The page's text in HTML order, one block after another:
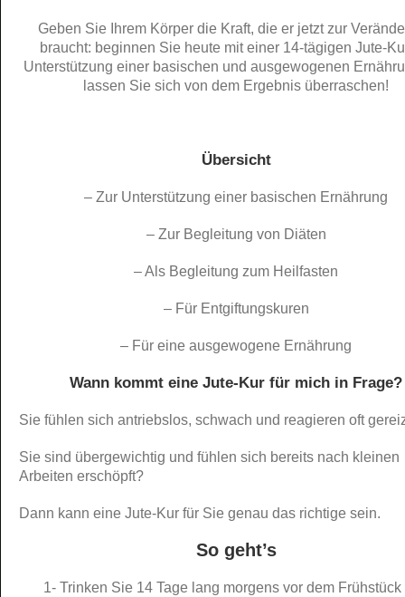
Geben Sie Ihrem Körper die Kraft, die er jetzt zur
braucht: beginnen Sie heute mit einer 14-tägigen Jute-
Unterstützung einer basischen und ausgewogenen
lassen Sie sich von dem Ergebnis überraschen!
Übersicht
– Zur Unterstützung einer basischen Ernährung
– Zur Begleitung von Diäten
– Als Begleitung zum Heilfasten
– Für Entgiftungskuren
– Für eine ausgewogene Ernährung
Wann kommt eine Jute-Kur für mich in Frage?
Sie fühlen sich antriebslos, schwach und reagieren oft
Sie sind übergewichtig und fühlen sich bereits nach kleinen
Arbeiten erschöpft?
Dann kann eine Jute-Kur für Sie genau das richtige sein.
So geht’s
1- Trinken Sie 14 Tage lang morgens vor dem Frühstück